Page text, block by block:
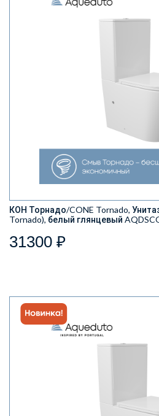
КОН Торнадо/CONE Tornado,
Tornado), белый глянцевый
31300 ₽